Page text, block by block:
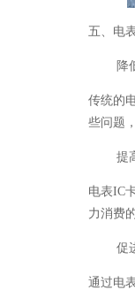
五、电
降
传统的
些问题
提
电表IC
力消费
促
通过电